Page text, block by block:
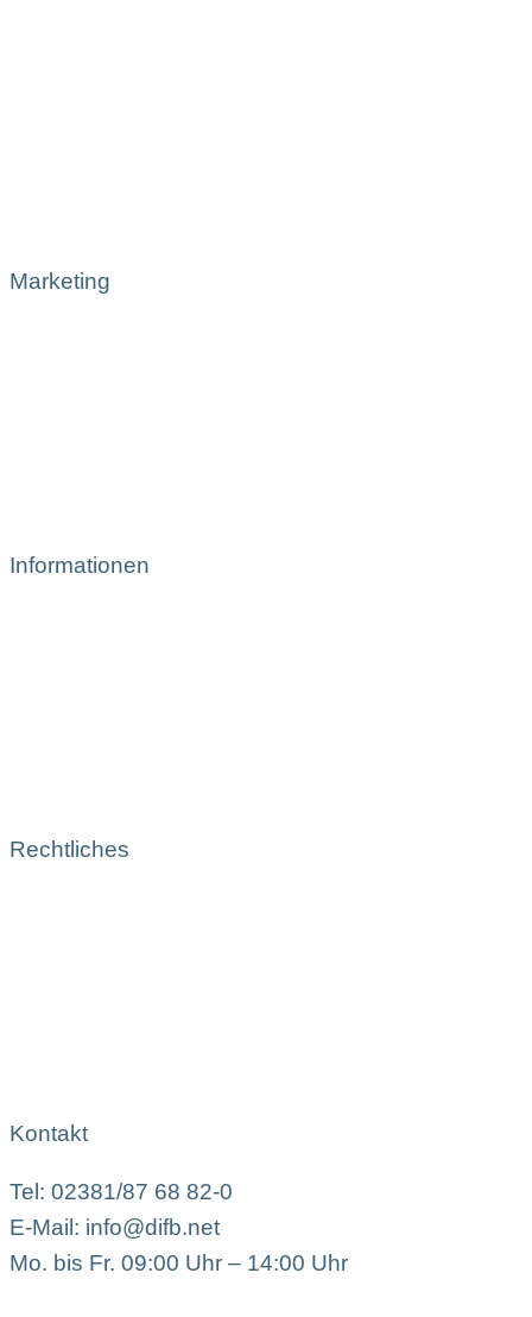
Marketing
Informationen
Rechtliches
Kontakt
Tel: 02381/87 68 82-0
E-Mail: info@difb.net
Mo. bis Fr. 09:00 Uhr – 14:00 Uhr